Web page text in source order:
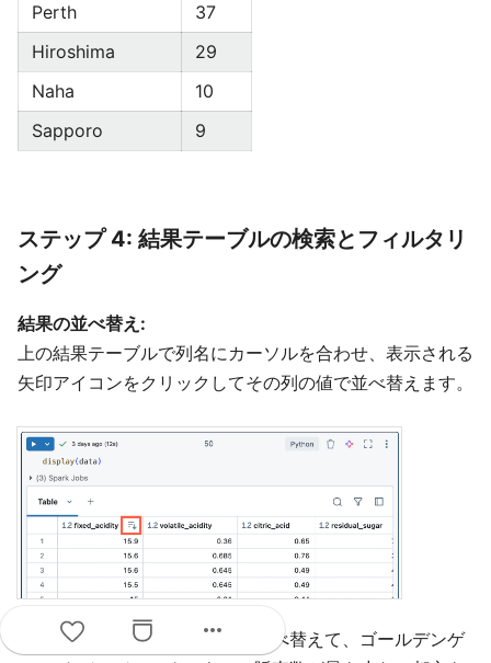
Perth
37
Hiroshima
29
Naha
10
Sapporo
9
ステップ 4: 結果テーブルの検索とフィルタリ
ング
結果の並べ替え:
上の結果テーブルで列名にカーソルを合わせ、表示される
矢印アイコンをクリックしてその列の値で並べ替えます。
上の結果テーブルを昇順に並べ替えて、ゴールデンゲ
more_horiz